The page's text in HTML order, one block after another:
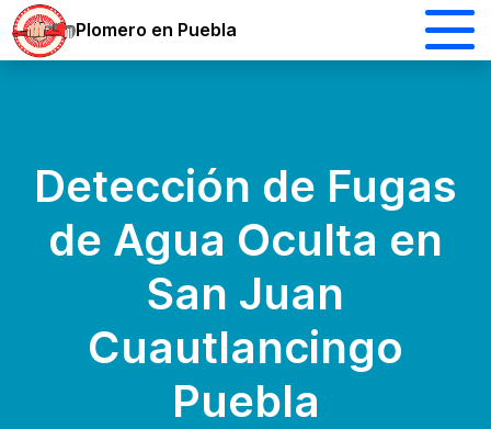
Plomero en Puebla
Detección de Fugas
de Agua Oculta en
San Juan
Cuautlancingo
Puebla